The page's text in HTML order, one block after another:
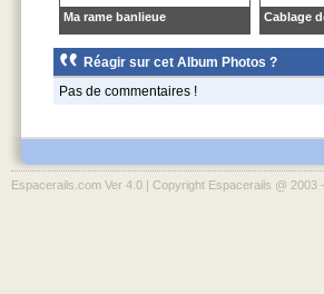
Ma rame banlieue Cablage
Réagir sur cet Album Photos ?
Pas de commentaires !
Espacerails.com Ver 4.0 | Copyright Espacerails @ 2003